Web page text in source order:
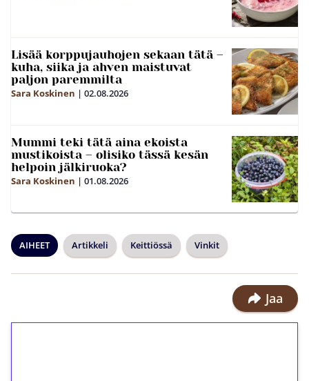
Lisää korppujauhojen sekaan tätä –
kuha, siika ja ahven maistuvat
paljon paremmilta
Sara Koskinen | 02.08.2026
Mummi teki tätä aina ekoista
mustikoista – olisiko tässä kesän
helpoin jälkiruoka?
Sara Koskinen | 01.08.2026
AIHEET Artikkeli Keittiössä Vinkit
Jaa